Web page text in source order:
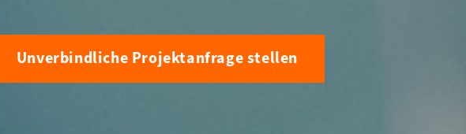
Unverbindliche Projektanfrage stellen